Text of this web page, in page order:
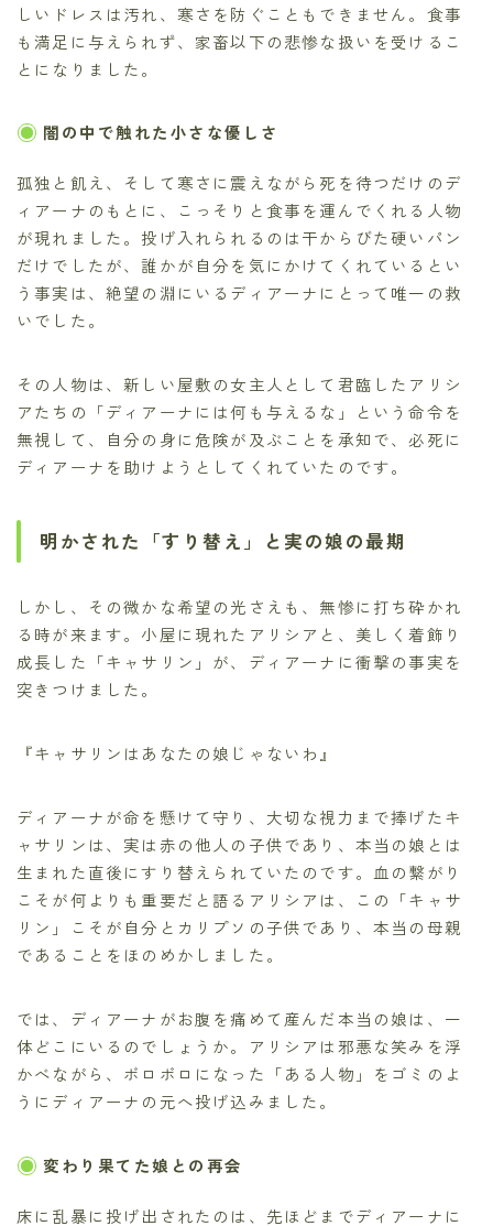
しいドレスは汚れ、寒さを防ぐこともできません。食事
も満足に与えられず、家畜以下の悲惨な扱いを受けるこ
とになりました。
闇の中で触れた小さな優しさ
孤独と飢え、そして寒さに震えながら死を待つだけのデ
ィアーナのもとに、こっそりと食事を運んでくれる人物
が現れました。投げ入れられるのは干からびた硬いパン
だけでしたが、誰かが自分を気にかけてくれているとい
う事実は、絶望の淵にいるディアーナにとって唯一の救
いでした。
その人物は、新しい屋敷の女主人として君臨したアリシ
アたちの「ディアーナには何も与えるな」という命令を
無視して、自分の身に危険が及ぶことを承知で、必死に
ディアーナを助けようとしてくれていたのです。
明かされた「すり替え」と実の娘の最期
しかし、その微かな希望の光さえも、無惨に打ち砕かれ
る時が来ます。小屋に現れたアリシアと、美しく着飾り
成長した「キャサリン」が、ディアーナに衝撃の事実を
突きつけました。
『キャサリンはあなたの娘じゃないわ』
ディアーナが命を懸けて守り、大切な視力まで捧げたキ
ャサリンは、実は赤の他人の子供であり、本当の娘とは
生まれた直後にすり替えられていたのです。血の繋がり
こそが何よりも重要だと語るアリシアは、この「キャサ
リン」こそが自分とカリプソの子供であり、本当の母親
であることをほのめかしました。
では、ディアーナがお腹を痛めて産んだ本当の娘は、一
体どこにいるのでしょうか。アリシアは邪悪な笑みを浮
かべながら、ボロボロになった「ある人物」をゴミのよ
うにディアーナの元へ投げ込みました。
変わり果てた娘との再会
床に乱暴に投げ出されたのは、先ほどまでディアーナに